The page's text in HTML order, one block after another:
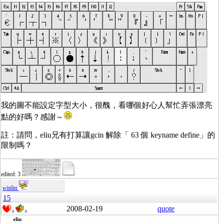
我的圖不能設定字型大小，很醜，看哪個好心人幫忙弄張漂亮
點的好嗎？感謝～
註：請問，eliu兄有打算讓gcin 解除「 63 個 keyname define」的
限制嗎？
edited: 3
winlin
15
0 0 2008-02-19 quote
eliu